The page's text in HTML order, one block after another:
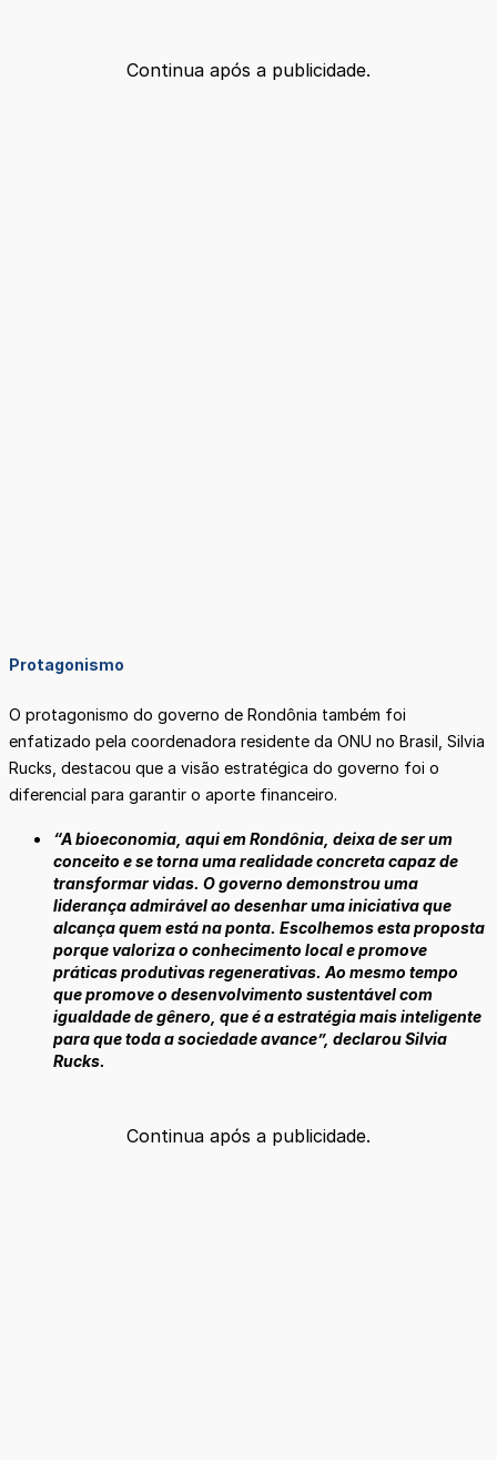
Continua após a publicidade.
Protagonismo
O protagonismo do governo de Rondônia também foi
enfatizado pela coordenadora residente da ONU no Brasil, Silvia
Rucks, destacou que a visão estratégica do governo foi o
diferencial para garantir o aporte financeiro.
“A bioeconomia, aqui em Rondônia, deixa de ser um
conceito e se torna uma realidade concreta capaz de
transformar vidas. O governo demonstrou uma
liderança admirável ao desenhar uma iniciativa que
alcança quem está na ponta. Escolhemos esta proposta
porque valoriza o conhecimento local e promove
práticas produtivas regenerativas. Ao mesmo tempo
que promove o desenvolvimento sustentável com
igualdade de gênero, que é a estratégia mais inteligente
para que toda a sociedade avance”, declarou Silvia
Rucks.
Continua após a publicidade.